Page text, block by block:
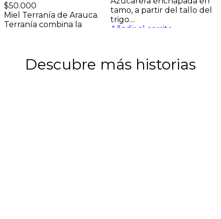
$50.000
Miel Terranía de Arauca.
Terranía combina la
tamo, a partir del tallo del
trigo....
Añadir al carrito
Descubre más historias